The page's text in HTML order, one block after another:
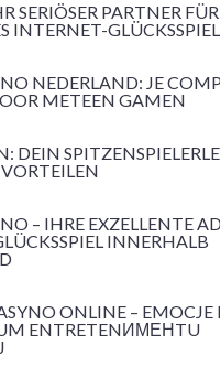
SERIÖSER PARTNER FÜR
INTERNET-GLÜCKSSPIEL
NEDERLAND: JE
METEEN GAMEN
DEIN
– IHRE EXZELLENTE
INNERHALB
ONLINE – EMOCJE
ENTRETENИМЕНTU